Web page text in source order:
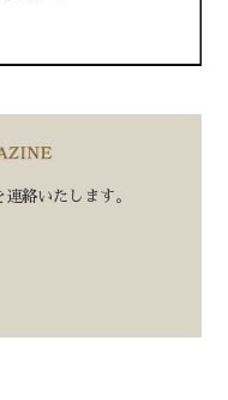
絡いたします。